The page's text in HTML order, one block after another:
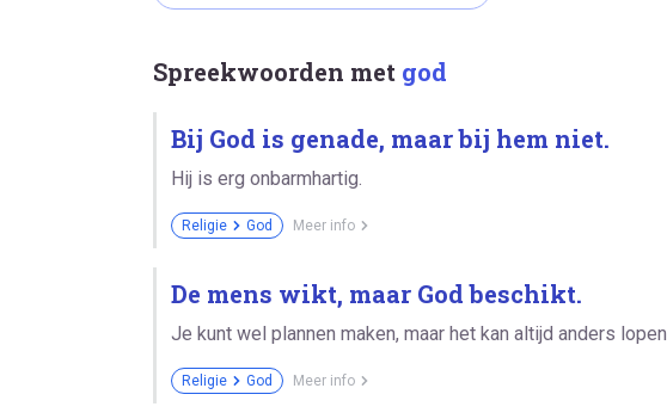
Spreekwoorden met god
Bij God is genade, maar bij hem niet.
Hij is erg onbarmhartig.
Religie God Meer info
De mens wikt, maar God beschikt.
Je kunt wel plannen maken, maar het kan altijd anders lopen.
Religie God Meer info